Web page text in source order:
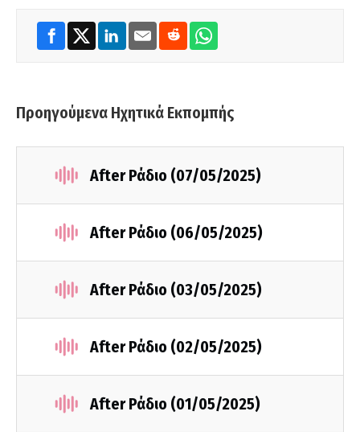
Προηγούμενα Ηχητικά Εκπομπής
After Ράδιο (07/05/2025)
After Ράδιο (06/05/2025)
After Ράδιο (03/05/2025)
After Ράδιο (02/05/2025)
After Ράδιο (01/05/2025)